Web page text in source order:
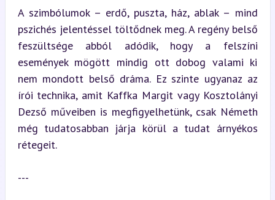
A szimbólumok – erdő, puszta, ház, ablak – mind
pszichés jelentéssel töltődnek meg. A regény belső
feszültsége abból adódik, hogy a felszíni
események mögött mindig ott dobog valami ki
nem mondott belső dráma. Ez szinte ugyanaz az
írói technika, amit Kaffka Margit vagy Kosztolányi
Dezső műveiben is megfigyelhetünk, csak Németh
még tudatosabban járja körül a tudat árnyékos
rétegeit.
---